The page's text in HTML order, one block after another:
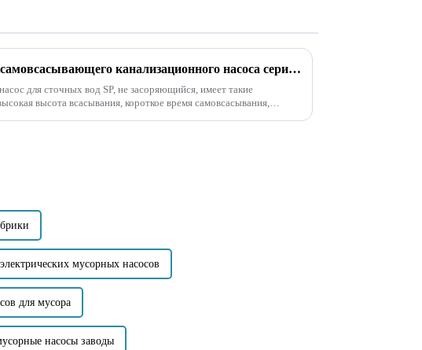
Преимущества самовсасывающего канализационного насоса серии SP
для сточных вод SP, не засоряющийся, имеет такие
высота всасывания, короткое время самовсасывания,
мусорных насосов
для мусора
насосы заводы